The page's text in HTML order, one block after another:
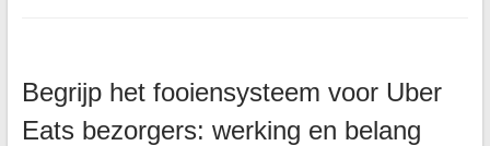
Begrijp het fooiensysteem voor Uber
Eats bezorgers: werking en belang